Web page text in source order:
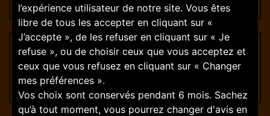
l’expérience utilisateur de notre site. Vous êtes
libre de tous les accepter en cliquant sur «
J’accepte », de les refuser en cliquant sur « Je
refuse », ou de choisir ceux que vous acceptez et
ceux que vous refusez en cliquant sur « Changer
mes préférences ».
Vos choix sont conservés pendant 6 mois. Sachez
qu’à tout moment, vous pourrez changer d'avis en
Suivez-nous